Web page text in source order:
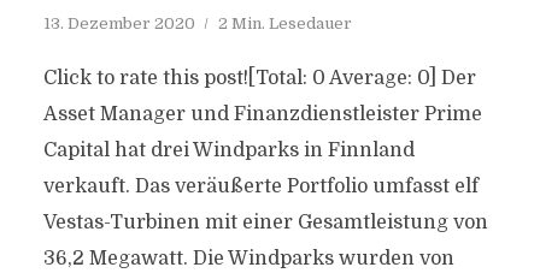
13. Dezember 2020 2 Min. Lesedauer
Click to rate this post![Total: 0 Average: 0] Der
Asset Manager und Finanzdienstleister Prime
Capital hat drei Windparks in Finnland
verkauft. Das veräußerte Portfolio umfasst elf
Vestas-Turbinen mit einer Gesamtleistung von
36,2 Megawatt. Die Windparks wurden von